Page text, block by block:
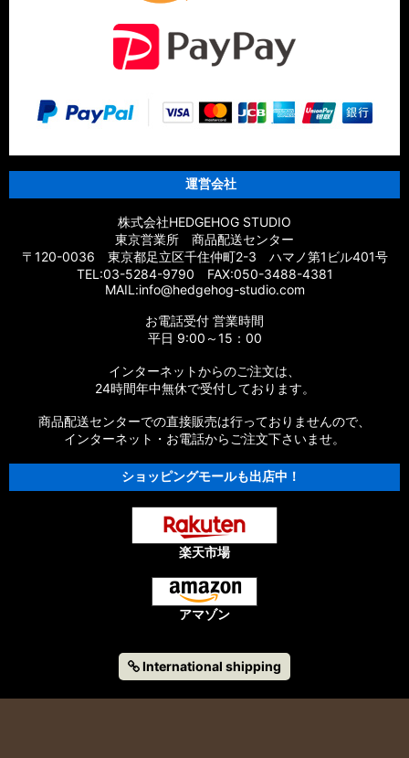
運営会社
株式会社HEDGEHOG STUDIO
東京営業所 商品配送センター
〒120-0036 東京都足立区千住仲町2-3 ハマノ第1ビル401号
TEL:03-5284-9790 FAX:050-3488-4381
MAIL:info@hedgehog-studio.com
お電話受付 営業時間
平日 9:00～15：00
インターネットからのご注文は、
24時間年中無休で受付しております。
商品配送センターでの直接販売は行っておりませんので、
インターネット・お電話からご注文下さいませ。
ショッピングモールも出店中！
楽天市場
アマゾン
International shipping